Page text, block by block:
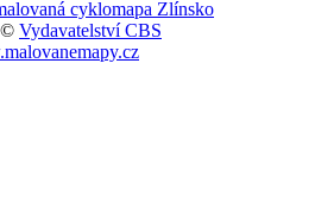
© Vydavatelství CBS